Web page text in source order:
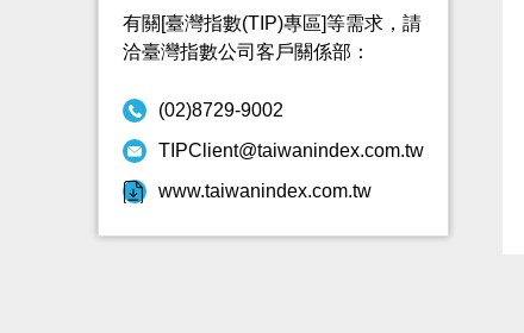
有關[臺灣指數(TIP)專區]等需求，請
洽臺灣指數公司客戶關係部：
(02)8729-9002
TIPClient@taiwanindex.com.tw
www.taiwanindex.com.tw